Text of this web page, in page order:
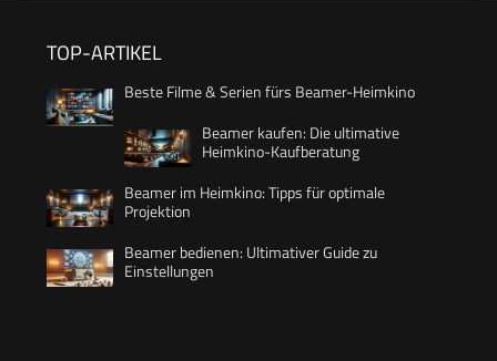
TOP-ARTIKEL
Beste Filme & Serien fürs Beamer-Heimkino
Beamer kaufen: Die ultimative
Heimkino-Kaufberatung
Beamer im Heimkino: Tipps für optimale
Projektion
Beamer bedienen: Ultimativer Guide zu
Einstellungen